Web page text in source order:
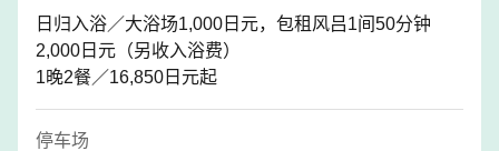
日归入浴／大浴场1,000日元，包租风吕1间50分钟
2,000日元（另收入浴费）
1晚2餐／16,850日元起
停车场